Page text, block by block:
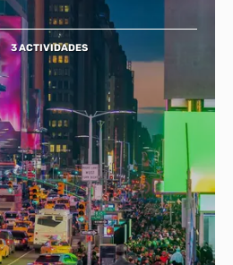
3 ACTIVIDADES